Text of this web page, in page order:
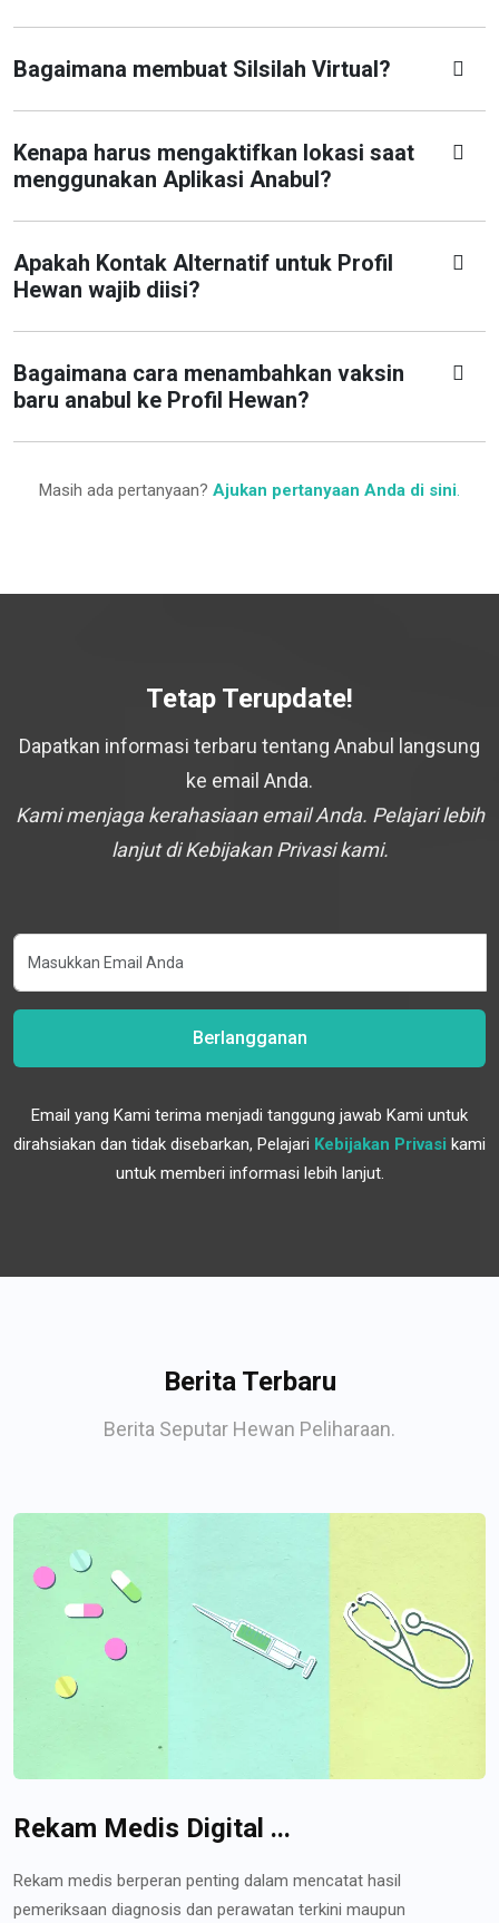
Bagaimana membuat Silsilah Virtual?
Kenapa harus mengaktifkan lokasi saat
menggunakan Aplikasi Anabul?
Apakah Kontak Alternatif untuk Profil
Hewan wajib diisi?
Bagaimana cara menambahkan vaksin
baru anabul ke Profil Hewan?
Masih ada pertanyaan? Ajukan pertanyaan Anda di sini.
Tetap Terupdate!
Dapatkan informasi terbaru tentang Anabul langsung
ke email Anda.
Kami menjaga kerahasiaan email Anda. Pelajari lebih
lanjut di Kebijakan Privasi kami.
Berlangganan
Email yang Kami terima menjadi tanggung jawab Kami untuk
dirahsiakan dan tidak disebarkan, Pelajari Kebijakan Privasi kami
untuk memberi informasi lebih lanjut.
Berita Terbaru
Berita Seputar Hewan Peliharaan.
Rekam Medis Digital ...
Rekam medis berperan penting dalam mencatat hasil
pemeriksaan diagnosis dan perawatan terkini maupun